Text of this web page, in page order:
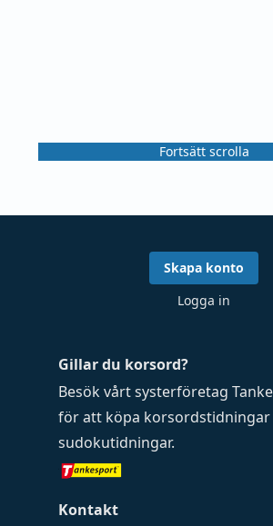
Fortsätt scrolla
Gillar du korsord?
Besök vårt systerföretag
för att köpa korsordstidningar
sudokutidningar.
Kontakt
Skapa konto
Logga in